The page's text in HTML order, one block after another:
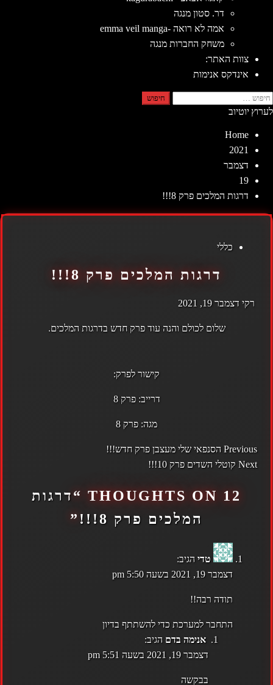
דר. סטון מנגה
אמה לא רואה -emma veil manga
משחק החברות מנגה
צוות האתר:
אינדקס אנימות
חיפוש:
לערוץ יוטיוב
Home
2021
דצמבר
19
דרגות המלכים פרק 8!!!
כללי
דרגות המלכים פרק 8!!!
רקי דצמבר 19, 2021
שלום לכולם והנה עוד פרק חדש בדרגות המלכים.
קישור לפרק:
דרייב:פרק 8
מגה: פרק 8
POST
NAVIGATION
Previous הסנפאי שלי מעצבן פרק חדש!!!
Next קוטלי השדים פרק 10!!!
12 THOUGHTS ON “
דרגות
המלכים פרק 8!!!
”
טדי הגיב:
דצמבר 19, 2021 בשעה 5:50 pm
תודה רבה!!
התחבר למערכת כדי להשתתף בדיון
אנימה בדם הגיב:
דצמבר 19, 2021 בשעה 5:51 pm
בבקשה